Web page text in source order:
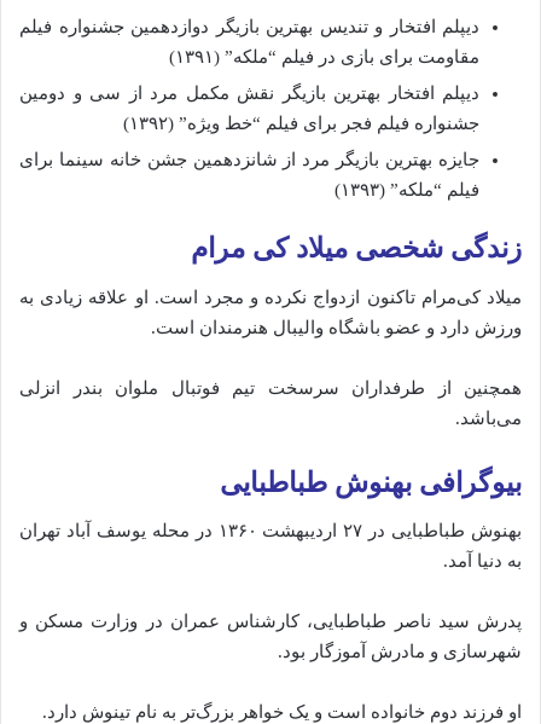
دیپلم افتخار و تندیس بهترین بازیگر دوازدهمین جشنواره فیلم
مقاومت برای بازی در فیلم “ملکه” (۱۳۹۱)
دیپلم افتخار بهترین بازیگر نقش مکمل مرد از سی و دومین
جشنواره فیلم فجر برای فیلم “خط ویژه” (۱۳۹۲)
جایزه بهترین بازیگر مرد از شانزدهمین جشن خانه سینما برای
فیلم “ملکه” (۱۳۹۳)
زندگی شخصی میلاد کی مرام
میلاد کی‌مرام تاکنون ازدواج نکرده و مجرد است. او علاقه زیادی به
ورزش دارد و عضو باشگاه والیبال هنرمندان است.
همچنین از طرفداران سرسخت تیم فوتبال ملوان بندر انزلی
می‌باشد.
بیوگرافی بهنوش طباطبایی
بهنوش طباطبایی در ۲۷ اردیبهشت ۱۳۶۰ در محله یوسف‌ آباد تهران
به دنیا آمد.
پدرش سید ناصر طباطبایی، کارشناس عمران در وزارت مسکن و
شهرسازی و مادرش آموزگار بود.
او فرزند دوم خانواده است و یک خواهر بزرگ‌تر به نام تینوش دارد.